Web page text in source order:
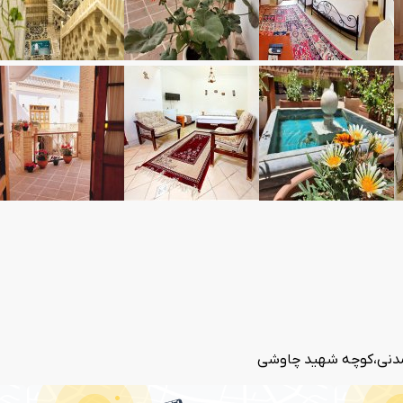
مدنی،کوچه شهید چاوشی